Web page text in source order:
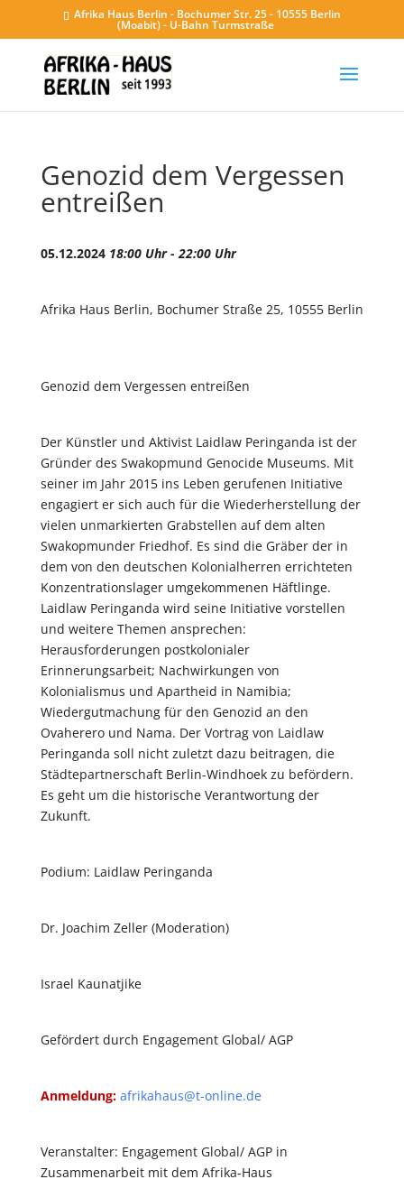
Afrika Haus Berlin - Bochumer Str. 25 - 10555 Berlin
(Moabit) - U-Bahn Turmstraße
Genozid dem Vergessen
entreißen
05.12.2024 18:00 Uhr - 22:00 Uhr
Afrika Haus Berlin, Bochumer Straße 25, 10555 Berlin
Genozid dem Vergessen entreißen
Der Künstler und Aktivist Laidlaw Peringanda ist der
Gründer des Swakopmund Genocide Museums. Mit
seiner im Jahr 2015 ins Leben gerufenen Initiative
engagiert er sich auch für die Wiederherstellung der
vielen unmarkierten Grabstellen auf dem alten
Swakopmunder Friedhof. Es sind die Gräber der in
dem von den deutschen Kolonialherren errichteten
Konzentrationslager umgekommenen Häftlinge.
Laidlaw Peringanda wird seine Initiative vorstellen
und weitere Themen ansprechen:
Herausforderungen postkolonialer
Erinnerungsarbeit; Nachwirkungen von
Kolonialismus und Apartheid in Namibia;
Wiedergutmachung für den Genozid an den
Ovaherero und Nama. Der Vortrag von Laidlaw
Peringanda soll nicht zuletzt dazu beitragen, die
Städtepartnerschaft Berlin-Windhoek zu befördern.
Es geht um die historische Verantwortung der
Zukunft.
Podium: Laidlaw Peringanda
Dr. Joachim Zeller (Moderation)
Israel Kaunatjike
Gefördert durch Engagement Global/ AGP
Anmeldung: afrikahaus@t-online.de
Veranstalter: Engagement Global/ AGP in
Zusammenarbeit mit dem Afrika-Haus